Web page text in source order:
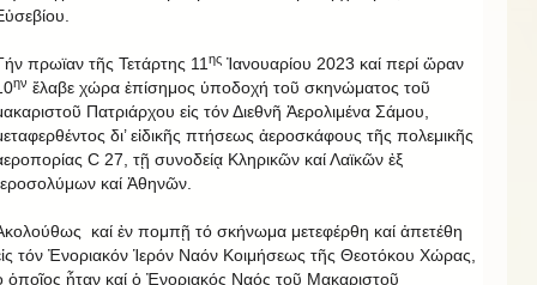
πρωϊαν τῆς Τετάρτης 11 ης Ἰανουαρίου 2023 καί περί ὥραν
ην ἔλαβε χώρα ἐπίσημος ὑποδοχή τοῦ σκηνώματος τοῦ
Πατριάρχου εἰς τόν Διεθνῆ Ἀερολιμένα Σάμου,
δι’ εἰδικῆς πτήσεως ἀεροσκάφους τῆς πολεμικῆς
C 27, τῇ συνοδείᾳ Κληρικῶν καί Λαϊκῶν ἐξ
καί Ἀθηνῶν.
καί ἐν πομπῇ τό σκήνωμα μετεφέρθη καί ἀπετέθη
τόν Ἐνοριακόν Ἱερόν Ναόν Κοιμήσεως τῆς Θεοτόκου Χώρας,
ὁποῖος ἦταν καί ὁ Ἐνοριακός Ναός τοῦ Μακαριστοῦ